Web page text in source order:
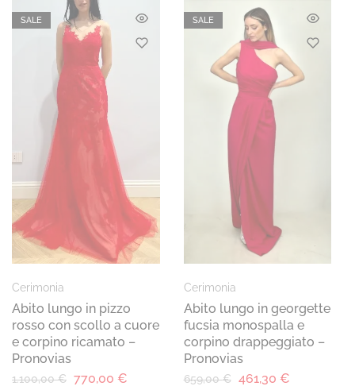
SALE
Cerimonia
Abito lungo in pizzo
rosso con scollo a cuore
e corpino ricamato –
Pronovias
1.100,00€ 770,00 €
SALE
Cerimonia
Abito lungo in georgette
fucsia monospalla e
corpino drappeggiato –
Pronovias
659,00€ 461,30 €